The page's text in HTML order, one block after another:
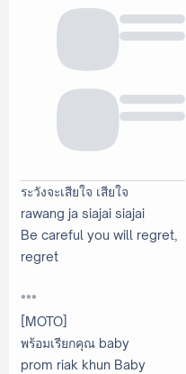
ระวังจะเสียใจ เสียใจ
rawang ja siajai siajai
Be careful you will regret,
regret
***
[MOTO]
พร้อมเรียกคุณ baby
prom riak khun Baby